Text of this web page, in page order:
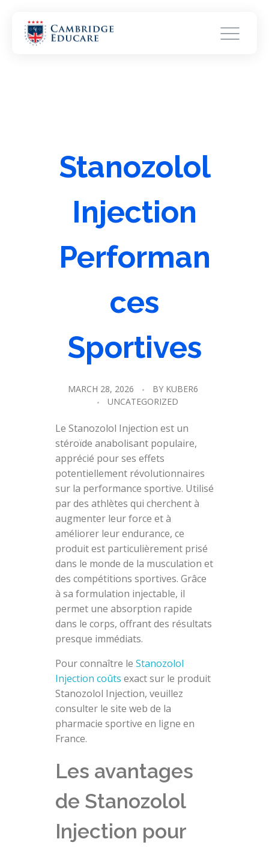
Stanozolol
Injection
Performan
ces
Sportives
MARCH 28, 2026 BY KUBER6
UNCATEGORIZED
Le Stanozolol Injection est un
stéroïde anabolisant populaire,
apprécié pour ses effets
potentiellement révolutionnaires
sur la performance sportive. Utilisé
par des athlètes qui cherchent à
augmenter leur force et à
améliorer leur endurance, ce
produit est particulièrement prisé
dans le monde de la musculation et
des compétitions sportives. Grâce
à sa formulation injectable, il
permet une absorption rapide
dans le corps, offrant des résultats
presque immédiats.
Pour connaître le Stanozolol
Injection coûts exact sur le produit
Stanozolol Injection, veuillez
consulter le site web de la
pharmacie sportive en ligne en
France.
Les avantages
de Stanozolol
Injection pour